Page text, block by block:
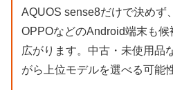
AQUOS sense8だけで決めず
OPPOなどのAndroid端末も
広がります。中古・未使用品
がら上位モデルを選べる可能